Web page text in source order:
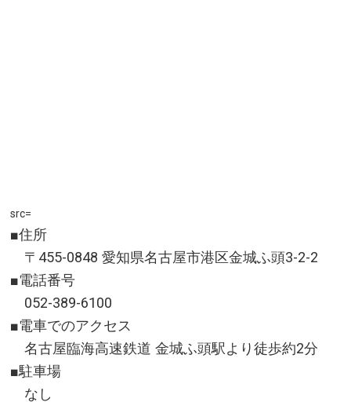
src=
■住所
〒455-0848 愛知県名古屋市港区金城ふ頭3-2-2
■電話番号
052-389-6100
■電車でのアクセス
名古屋臨海高速鉄道 金城ふ頭駅より徒歩約2分
■駐車場
なし